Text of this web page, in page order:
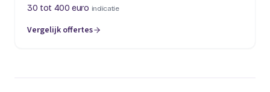
30 tot 400 euro indicatie
Vergelijk offertes
(opent in een nieuw tabblad)